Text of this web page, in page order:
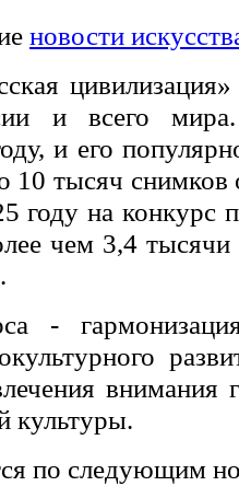
новости
и всего
и его
10 тысяч снимков
году на конкурс
чем 3,4 тысячи
-
внимания
культуры.
по следующим